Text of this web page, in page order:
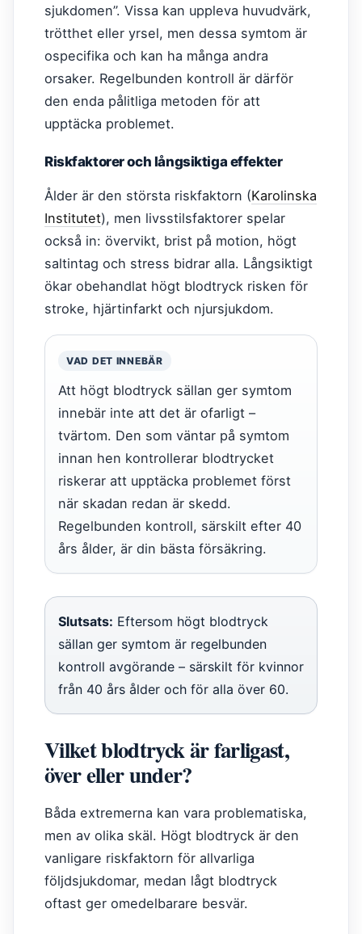
sjukdomen”. Vissa kan uppleva huvudvärk,
trötthet eller yrsel, men dessa symtom är
ospecifika och kan ha många andra
orsaker. Regelbunden kontroll är därför
den enda pålitliga metoden för att
upptäcka problemet.
Riskfaktorer och långsiktiga effekter
Ålder är den största riskfaktorn (Karolinska
Institutet), men livsstilsfaktorer spelar
också in: övervikt, brist på motion, högt
saltintag och stress bidrar alla. Långsiktigt
ökar obehandlat högt blodtryck risken för
stroke, hjärtinfarkt och njursjukdom.
VAD DET INNEBÄR
Att högt blodtryck sällan ger symtom
innebär inte att det är ofarligt –
tvärtom. Den som väntar på symtom
innan hen kontrollerar blodtrycket
riskerar att upptäcka problemet först
när skadan redan är skedd.
Regelbunden kontroll, särskilt efter 40
års ålder, är din bästa försäkring.
Slutsats: Eftersom högt blodtryck
sällan ger symtom är regelbunden
kontroll avgörande – särskilt för kvinnor
från 40 års ålder och för alla över 60.
Vilket blodtryck är farligast,
över eller under?
Båda extremerna kan vara problematiska,
men av olika skäl. Högt blodtryck är den
vanligare riskfaktorn för allvarliga
följdsjukdomar, medan lågt blodtryck
oftast ger omedelbarare besvär.